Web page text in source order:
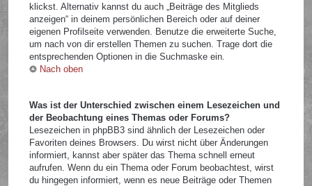
klickst. Alternativ kannst du auch „Beiträge des Mitglieds
anzeigen“ in deinem persönlichen Bereich oder auf deiner
eigenen Profilseite verwenden. Benutze die erweiterte Suche,
um nach von dir erstellen Themen zu suchen. Trage dort die
entsprechenden Optionen in die Suchmaske ein.
Nach oben
Was ist der Unterschied zwischen einem Lesezeichen und
der Beobachtung eines Themas oder Forums?
Lesezeichen in phpBB3 sind ähnlich der Lesezeichen oder
Favoriten deines Browsers. Du wirst nicht über Änderungen
informiert, kannst aber später das Thema schnell erneut
aufrufen. Wenn du ein Thema oder Forum beobachtest, wirst
du hingegen informiert, wenn es neue Beiträge oder Themen